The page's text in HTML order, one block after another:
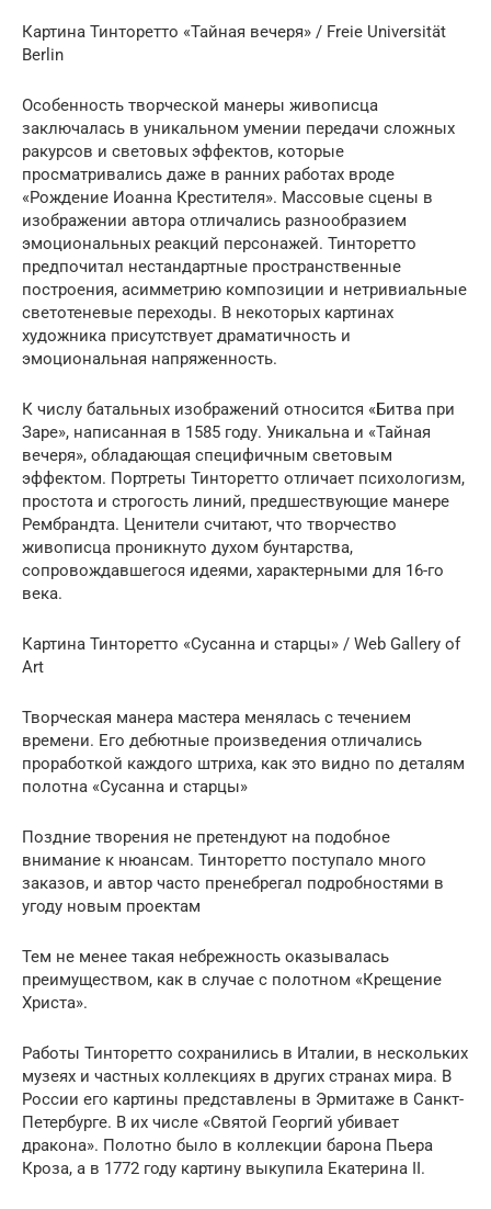
Картина Тинторетто «Тайная вечеря» / Freie Universität
Berlin
Особенность творческой манеры живописца
заключалась в уникальном умении передачи сложных
ракурсов и световых эффектов, которые
просматривались даже в ранних работах вроде
«Рождение Иоанна Крестителя». Массовые сцены в
изображении автора отличались разнообразием
эмоциональных реакций персонажей. Тинторетто
предпочитал нестандартные пространственные
построения, асимметрию композиции и нетривиальные
светотеневые переходы. В некоторых картинах
художника присутствует драматичность и
эмоциональная напряженность.
К числу батальных изображений относится «Битва при
Заре», написанная в 1585 году. Уникальна и «Тайная
вечеря», обладающая специфичным световым
эффектом. Портреты Тинторетто отличает психологизм,
простота и строгость линий, предшествующие манере
Рембрандта. Ценители считают, что творчество
живописца проникнуто духом бунтарства,
сопровождавшегося идеями, характерными для 16-го
века.
Картина Тинторетто «Сусанна и старцы» / Web Gallery of
Art
Творческая манера мастера менялась с течением
времени. Его дебютные произведения отличались
проработкой каждого штриха, как это видно по деталям
полотна «Сусанна и старцы»
Поздние творения не претендуют на подобное
внимание к нюансам. Тинторетто поступало много
заказов, и автор часто пренебрегал подробностями в
угоду новым проектам
Тем не менее такая небрежность оказывалась
преимуществом, как в случае с полотном «Крещение
Христа».
Работы Тинторетто сохранились в Италии, в нескольких
музеях и частных коллекциях в других странах мира. В
России его картины представлены в Эрмитаже в Санкт-
Петербурге. В их числе «Святой Георгий убивает
дракона». Полотно было в коллекции барона Пьера
Кроза, а в 1772 году картину выкупила Екатерина II.